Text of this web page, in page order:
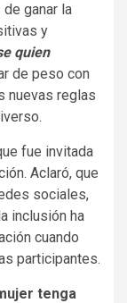
ganar la
y
quien
de peso con
nuevas reglas
fue invitada
Aclaró, que
sociales,
inclusión ha
cuando
participantes.
tenga